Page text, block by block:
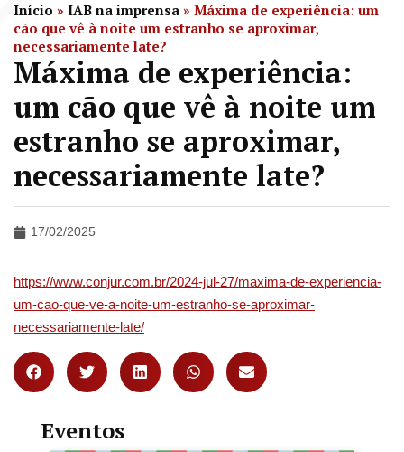
Início » IAB na imprensa » Máxima de experiência: um
cão que vê à noite um estranho se aproximar,
necessariamente late?
Máxima de experiência:
um cão que vê à noite um
estranho se aproximar,
necessariamente late?
17/02/2025
https://www.conjur.com.br/2024-jul-27/maxima-de-experiencia-
um-cao-que-ve-a-noite-um-estranho-se-aproximar-
necessariamente-late/
Eventos